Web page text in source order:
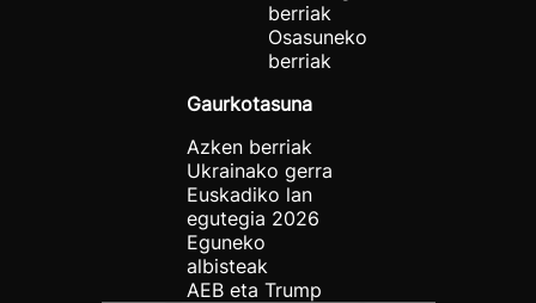
berriak
Osasuneko
berriak
Gaurkotasuna
Azken berriak
Ukrainako gerra
Euskadiko lan
egutegia 2026
Eguneko
albisteak
AEB eta Trump